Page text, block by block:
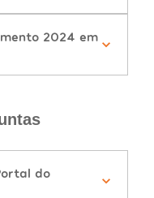
2024 em
do